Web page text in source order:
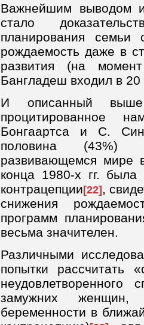
Важнейшим выводом
стало
планирования семьи
рождаемость даже в
развития (на
Бангладеш входил в
И описанный
процитированное
Бонгаартса и С.
половина (43%)
развивающемся мире
конца 1980-х гг. была
контрацепции[22],
снижения
программ
весьма значителен.
Различными
попытки рассчитать
неудовлетворенного
замужних женщин,
беременности в